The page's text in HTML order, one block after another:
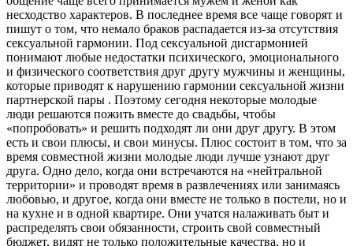
несходство характеров. В последнее время все чаще говорят и
пишут о том, что немало браков распадается из-за отсутствия
сексуальной гармонии. Под сексуальной дисгармонией
понимают любые недостатки психического, эмоционального
и физического соответствия друг другу мужчины и женщины,
которые приводят к нарушению гармонии сексуальной жизни
партнерской пары . Поэтому сегодня некоторые молодые
люди решаются пожить вместе до свадьбы, чтобы
«попробовать» и решить подходят ли они друг другу. В этом
есть и свои плюсы, и свои минусы. Плюс состоит в том, что за
время совместной жизни молодые люди лучше узнают друг
друга. Одно дело, когда они встречаются на «нейтральной
территории» и проводят время в развлечениях или занимаясь
любовью, и другое, когда они вместе не только в постели, но и
на кухне и в одной квартире. Они учатся налаживать быт и
распределять свои обязанности, строить свой совместный
бюджет, видят не только положительные качества, но и